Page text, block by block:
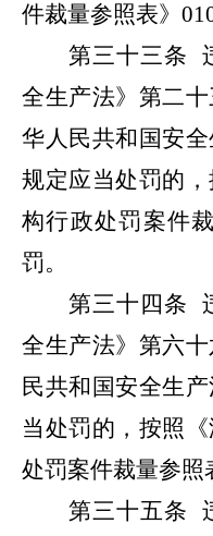
件裁量参照表》
第三十三条
全生产法》第二
华人民共和国安
规定应当处罚的
构行政处罚案件
罚。
第三十四条
全生产法》第六
民共和国安全生
当处罚的，按照
处罚案件裁量参照
第三十五条